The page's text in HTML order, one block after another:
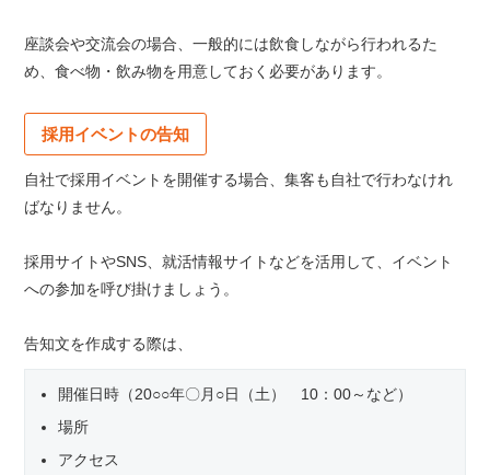
座談会や交流会の場合、一般的には飲食しながら行われるた
め、食べ物・飲み物を用意しておく必要があります。
採用イベントの告知
自社で採用イベントを開催する場合、集客も自社で行わなけれ
ばなりません。
採用サイトやSNS、就活情報サイトなどを活用して、イベント
への参加を呼び掛けましょう。
告知文を作成する際は、
開催日時（20○○年〇月○日（土） 10：00～など）
場所
アクセス